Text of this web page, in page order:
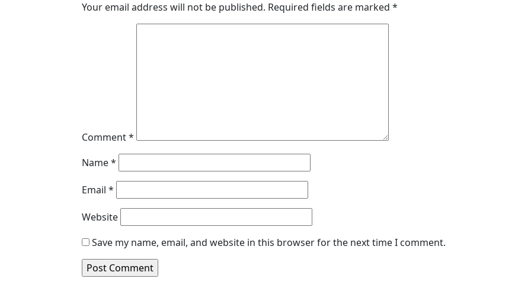
Your email address will not be published. Required fields are marked *
Comment*
Name*
Email *
Website
Save my name, email, and website in this browser for the next time I comment.